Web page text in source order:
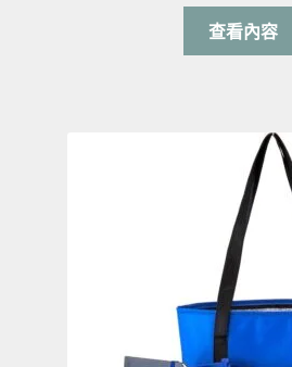
查看內容